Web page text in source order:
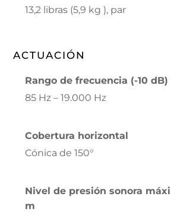
13,2 libras (5,9 kg ), par
ACTUACIÓN
Rango de frecuencia (-10 dB)
85 Hz – 19.000 Hz
Cobertura horizontal
Cónica de 150°
Nivel de presión sonora
m